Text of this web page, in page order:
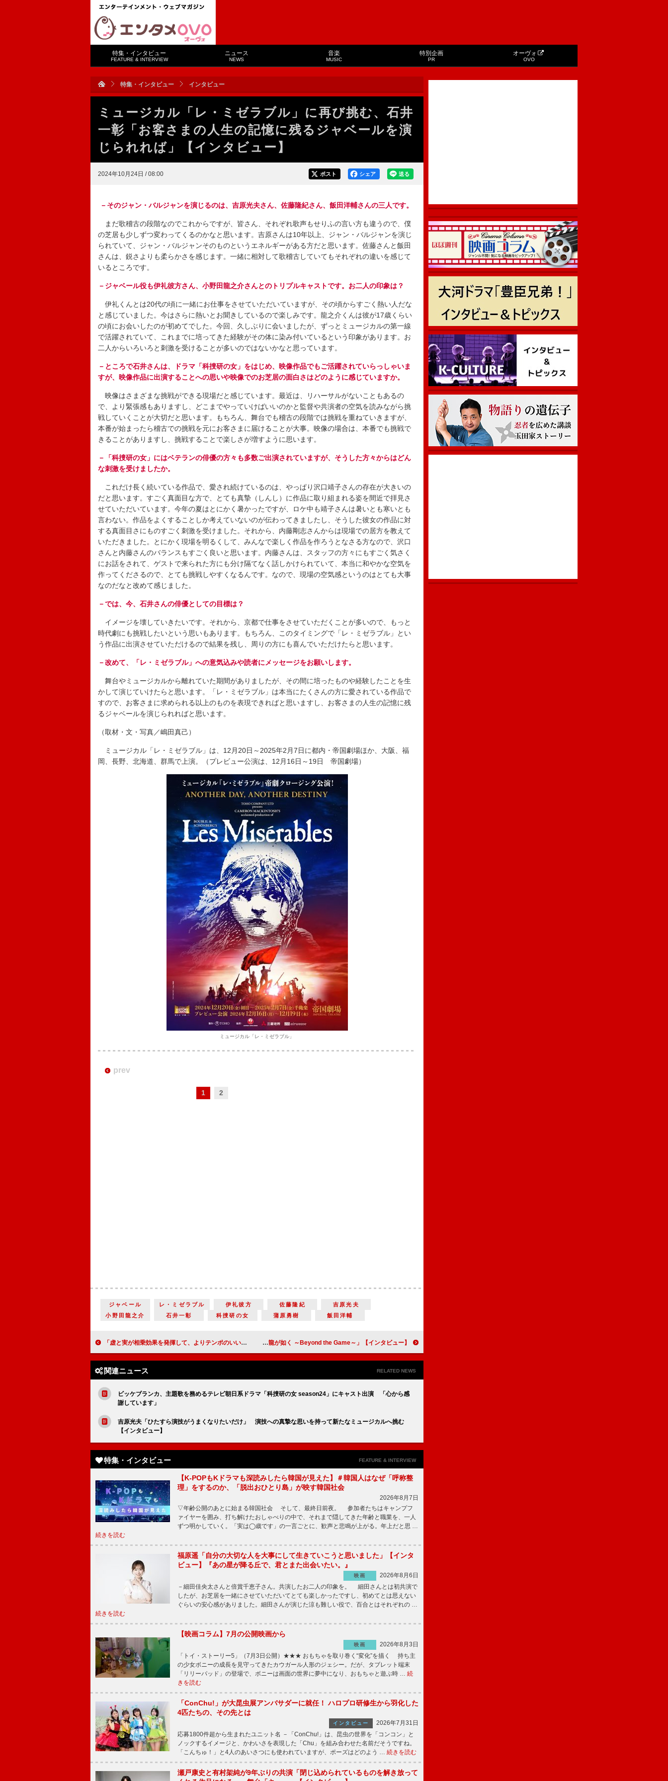
特集・インタビュー
FEATURE & INTERVIEW
ニュース
NEWS
音楽
MUSIC
特別企画
PR
オーヴォ
OVO
特集・インタビュー インタビュー
ミュージカル「レ・ミゼラブル」に再び挑む、石井
一彰「お客さまの人生の記憶に残るジャベールを演
じられれば」【インタビュー】
2024年10月24日 / 08:00 送る
シェア
ポスト
－ そのジャン・バルジャンを演じるのは、吉原光夫さん、佐藤隆紀さん、飯田洋輔さんの三人です。
まだ歌稽古の段階なのでこれからですが、皆さん、それぞれ歌声もせりふの言い方も違うので、僕
の芝居も少しずつ変わってくるのかなと思います。吉原さんは10年以上、ジャン・バルジャンを演じ
られていて、ジャン・バルジャンそのものというエネルギーがある方だと思います。佐藤さんと飯田
さんは、鋭さよりも柔らかさを感じます。一緒に相対して歌稽古していてもそれぞれの違いを感じて
いるところです。
－ジャベール役も伊礼彼方さん、小野田龍之介さんとのトリプルキャストです。お二人の印象は？
伊礼くんとは20代の頃に一緒にお仕事をさせていただいていますが、その頃からすごく熱い人だな
と感じていました。今はさらに熱いとお聞きしているので楽しみです。龍之介くんは彼が17歳くらい
の頃にお会いしたのが初めてでした。今回、久しぶりに会いましたが、ずっとミュージカルの第一線
で活躍されていて、これまでに培ってきた経験がその体に染み付いているという印象があります。お
二人からいろいろと刺激を受けることが多いのではないかなと思っています。
－ところで石井さんは、ドラマ「科捜研の女」をはじめ、映像作品でもご活躍されていらっしゃいま
すが、映像作品に出演することへの思いや映像でのお芝居の面白さはどのように感じていますか。
映像はさまざまな挑戦ができる現場だと感じています。最近は、リハーサルがないこともあるの
で、より緊張感もありますし、どこまでやっていけばいいのかと監督や共演者の空気を読みながら挑
戦していくことが大切だと思います。もちろん、舞台でも稽古の段階では挑戦を重ねていきますが、
本番が始まったら稽古での挑戦を元にお客さまに届けることが大事。映像の場合は、本番でも挑戦で
きることがありますし、挑戦することで楽しさが増すように思います。
－「科捜研の女」にはベテランの俳優の方々も多数ご出演されていますが、そうした方々からはどん
な刺激を受けましたか。
これだけ長く続いている作品で、愛され続けているのは、やっぱり沢口靖子さんの存在が大きいの
だと思います。すごく真面目な方で、とても真摯（しんし）に作品に取り組まれる姿を間近で拝見さ
せていただいています。今年の夏はとにかく暑かったですが、ロケ中も靖子さんは暑いとも寒いとも
言わない。作品をよくすることしか考えていないのが伝わってきましたし、そうした彼女の作品に対
する真面目さにものすごく刺激を受けました。それから、内藤剛志さんからは現場での居方を教えて
いただきました。とにかく現場を明るくして、みんなで楽しく作品を作ろうとなさる方なので、沢口
さんと内藤さんのバランスもすごく良いと思います。内藤さんは、スタッフの方々にもすごく気さく
にお話をされて、ゲストで来られた方にも分け隔てなく話しかけられていて、本当に和やかな空気を
作ってくださるので、とても挑戦しやすくなるんです。なので、現場の空気感というのはとても大事
なのだなと改めて感じました。
－では、今、石井さんの俳優としての目標は？
イメージを壊していきたいです。それから、京都で仕事をさせていただくことが多いので、もっと
時代劇にも挑戦したいという思いもあります。もちろん、このタイミングで「レ・ミゼラブル」とい
う作品に出演させていただけるので結果を残し、周りの方にも喜んでいただけたらと思います。
－改めて、「レ・ミゼラブル」への意気込みや読者にメッセージをお願いします。
舞台やミュージカルから離れていた期間がありましたが、その間に培ったものや経験したことを生
かして演じていけたらと思います。「レ・ミゼラブル」は本当にたくさんの方に愛されている作品で
すので、お客さまに求められる以上のものを表現できればと思いますし、お客さまの人生の記憶に残
るジャベールを演じられればと思います。
（取材・文・写真／嶋田真己）
ミュージカル「レ・ミゼラブル」は、12月20日～2025年2月7日に都内・帝国劇場ほか、大阪、福
岡、長野、北海道、群馬で上演。（プレビュー公演は、12月16日～19日 帝国劇場）
ミュージカル「レ・ミゼラブル」
prev
1 2
ジャベール レ・ミゼラブル 伊礼彼方 佐藤隆紀
吉原光夫
小野田龍之介
石井一彰 科捜研の女 蒲原勇樹 飯田洋輔
「虚と実が相乗効果を発揮して、よりテンポのいい作品に仕上がっている」渡邊圭祐『八犬伝』【インタビュー】 賀来賢人「この作品が、海外に向けてアクセルを踏み込むきっかけに」世界配信作品に懸ける思い「龍が如く ～Beyond the Game～」【インタビュー】
関連ニュース RELATED NEWS
ビッケブランカ、主題歌を務めるテレビ朝日系ドラマ「科捜研の女 season24」にキャスト出演 「心から感
謝しています」
吉原光夫「ひたすら演技がうまくなりたいだけ」 演技への真摯な思いを持って新たなミュージカルへ挑む
【インタビュー】
特集・インタビュー FEATURE & INTERVIEW
【K-POPもKドラマも深読みしたら韓国が見えた】＃韓国人はなぜ「呼称整
理」をするのか、「脱出おひとり島」が映す韓国社会
2026年8月7日
▽年齢公開のあとに始まる韓国社会 そして、最終日前夜。 参加者たちはキャンプフ
ァイヤーを囲み、打ち解けたおしゃべりの中で、それまで隠してきた年齢と職業を、一人
ずつ明かしていく。「実は◯歳です」の一言ごとに、歓声と悲鳴が上がる。年上だと思 …
続きを読む
福原遥「自分の大切な人を大事にして生きていこうと思いました」【インタ
ビュー】『あの星が降る丘で、君とまた出会いたい。』
映画
2026年8月6日
－細田佳央太さんと倍賞千恵子さん。共演したお二人の印象を。 細田さんとは初共演で
したが、お芝居を一緒にさせていただいてとても楽しかったですし、初めてとは思えない
ぐらいの安心感がありました。細田さんが演じた涼も難しい役で、百合とはそれぞれの …
続きを読む
【映画コラム】7月の公開映画から
映画
2026年8月3日
「トイ・ストーリー5」（7月3日公開）★★★ おもちゃを取り巻く“変化”を描く 持ち主
の少女ボニーの成長を見守ってきたカウガール人形のジェシー。だが、タブレット端末
「リリーパッド」の登場で、ボニーは画面の世界に夢中になり、おもちゃと遊ぶ時 … 続
きを読む
「ConChu!」が大昆虫展アンバサダーに就任！ ハロプロ研修生から羽化した
4匹たちの、その先とは
インタビュー
2026年7月31日
応募1800件超から生まれたユニット名 －「ConChu!」は、昆虫の世界を「コンコン」と
ノックするイメージと、かわいさを表現した「Chu」を組み合わせた名前だそうですね。
「こんちゅ！」と4人のあいさつにも使われていますが、ポーズはどのよう … 続きを読む
瀬戸康史と有村架純が9年ぶりの共演「閉じ込められているものを解き放って